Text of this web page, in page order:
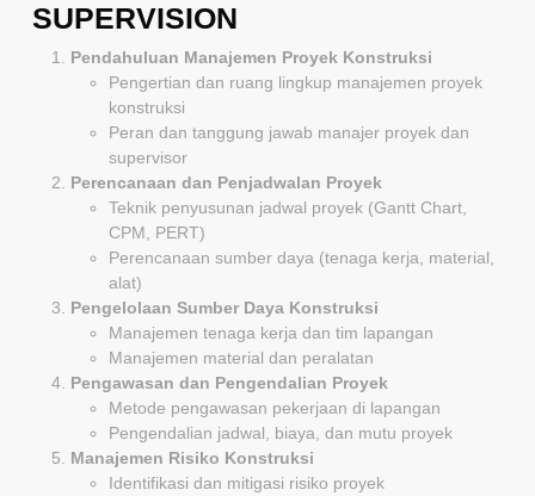
SUPERVISION
Pendahuluan Manajemen Proyek Konstruksi
Pengertian dan ruang lingkup manajemen proyek
konstruksi
Peran dan tanggung jawab manajer proyek dan
supervisor
Perencanaan dan Penjadwalan Proyek
Teknik penyusunan jadwal proyek (Gantt Chart,
CPM, PERT)
Perencanaan sumber daya (tenaga kerja, material,
alat)
Pengelolaan Sumber Daya Konstruksi
Manajemen tenaga kerja dan tim lapangan
Manajemen material dan peralatan
Pengawasan dan Pengendalian Proyek
Metode pengawasan pekerjaan di lapangan
Pengendalian jadwal, biaya, dan mutu proyek
Manajemen Risiko Konstruksi
Identifikasi dan mitigasi risiko proyek